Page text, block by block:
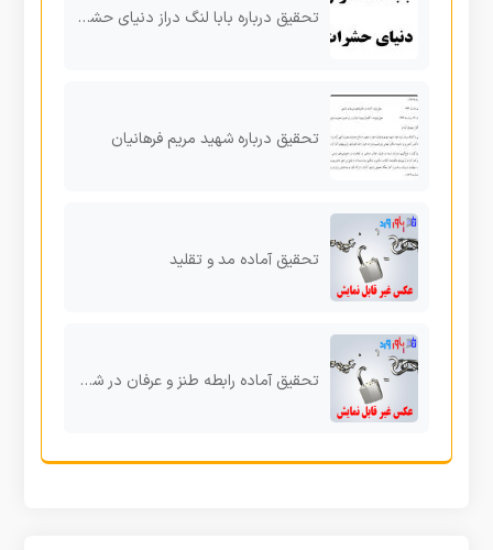
تحقیق درباره بابا لنگ دراز دنیای حشرات
تحقیق درباره شهید مریم فرهانیان
تحقیق آماده مد و تقلید
تحقیق آماده رابطه طنز و عرفان در شعر سهراب سپهري